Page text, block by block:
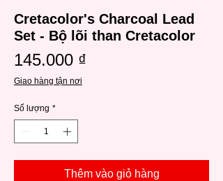
Cretacolor's Charcoal Lead
Set - Bộ lõi than Cretacolor
145.000 ₫
Giao hàng tận nơi
Số lượng *
Thêm vào giỏ hàng